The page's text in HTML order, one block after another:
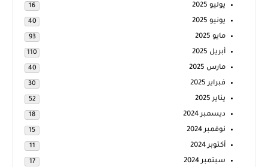
يوليو 2025 16
يونيو 2025 40
مايو 2025 93
أبريل 2025 110
مارس 2025 40
فبراير 2025 30
يناير 2025 52
ديسمبر 2024 18
نوفمبر 2024 15
أكتوبر 2024 11
سبتمبر 2024 17